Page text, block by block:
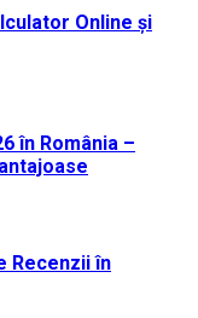
Online și
în România –
Recenzii în